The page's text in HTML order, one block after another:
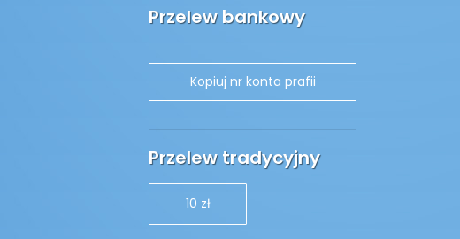
Przelew bankowy
Przelew tradycyjny
10 zł